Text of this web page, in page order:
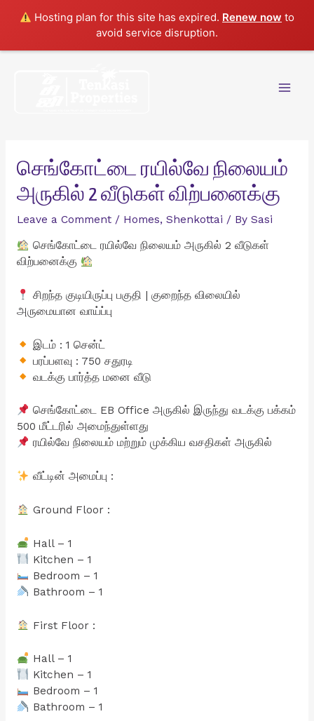
Hosting plan for this site has expired. Renew now to
avoid service disruption.
செங்கோட்டை ரயில்வே நிலையம்
அருகில் 2 வீடுகள் விற்பனைக்கு
Leave a Comment / Homes, Shenkottai / By Sasi
செங்கோட்டை ரயில்வே நிலையம் அருகில் 2 வீடுகள்
விற்பனைக்கு
சிறந்த குடியிருப்பு பகுதி | குறைந்த விலையில்
அருமையான வாய்ப்பு
இடம் : 1 சென்ட்
பரப்பளவு : 750 சதுரடி
வடக்கு பார்த்த மனை வீடு
செங்கோட்டை EB Office அருகில் இருந்து வடக்கு பக்கம்
500 மீட்டரில் அமைந்துள்ளது
ரயில்வே நிலையம் மற்றும் முக்கிய வசதிகள் அருகில்
வீட்டின் அமைப்பு :
Ground Floor :
Hall – 1
Kitchen – 1
Bedroom – 1
Bathroom – 1
First Floor :
Hall – 1
Kitchen – 1
Bedroom – 1
Bathroom – 1